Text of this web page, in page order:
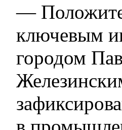
—
ключевым
городом